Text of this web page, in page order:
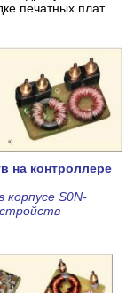
печатных плат.
на контроллере
корпусе S0N-